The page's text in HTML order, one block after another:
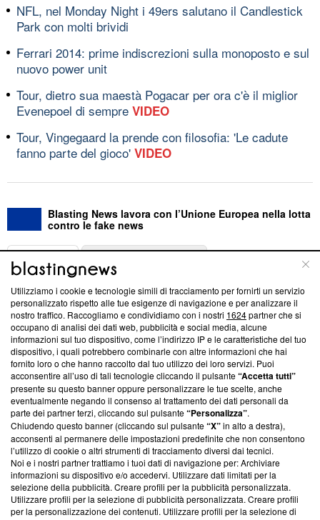
NFL, nel Monday Night i 49ers salutano il Candlestick
Park con molti brividi
Ferrari 2014: prime indiscrezioni sulla monoposto e sul
nuovo power unit
Tour, dietro sua maestà Pogacar per ora c'è il miglior
Evenepoel di sempre VIDEO
Tour, Vingegaard la prende con filosofia: 'Le cadute
fanno parte del gioco' VIDEO
Blasting News lavora con l’Unione Europea nella lotta
contro le fake news
ABOUT
Questa sezione offre informazioni trasparenti su Blasting
News, sui nostri processi editoriali e su come ci impegniamo a
creare news di qualità. Inoltre, afferma la nostra aderenza a
‘Trust Project - News with Integrity’Blasting News non è
ancora membro del programma, ma ha richiesto di farne
parte; Trust Project non ha ancora effettuato una verifica di
conformità agli standard.
Su di noi
Team editoriale
Corporate
Redazione
Informativa Privacy
Utilizziamo i cookie e tecnologie simili di tracciamento per fornirti un servizio
personalizzato rispetto alle tue esigenze di navigazione e per analizzare il
nostro traffico. Raccogliamo e condividiamo con i nostri 1624partner che si
occupano di analisi dei dati web, pubblicità e social media, alcune
informazioni sul tuo dispositivo, come l’indirizzo IP e le caratteristiche del tuo
dispositivo, i quali potrebbero combinarle con altre informazioni che hai
fornito loro o che hanno raccolto dal tuo utilizzo dei loro servizi. Puoi
acconsentire all’uso di tali tecnologie cliccando il pulsante“Accetta tutti”
presente su questo banner oppure personalizzare le tue scelte, anche
eventualmente negando il consenso al trattamento dei dati personali da
parte dei partner terzi, cliccando sul pulsante“Personalizza”.
Chiudendo questo banner (cliccando sul pulsante“X”in alto a destra),
acconsenti al permanere delle impostazioni predefinite che non consentono
l’utilizzo di cookie o altri strumenti di tracciamento diversi dai tecnici.
Noi e i nostri partner trattiamo i tuoi dati di navigazione per: Archiviare
informazioni su dispositivo e/o accedervi. Utilizzare dati limitati per la
selezione della pubblicità. Creare profili per la pubblicità personalizzata.
Utilizzare profili per la selezione di pubblicità personalizzata. Creare profili
per la personalizzazione dei contenuti. Utilizzare profili per la selezione di